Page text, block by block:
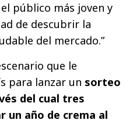
público más joven y
de descubrir la
del mercado.”
que le
para lanzar un sorteo
del cual tres
un año de crema al